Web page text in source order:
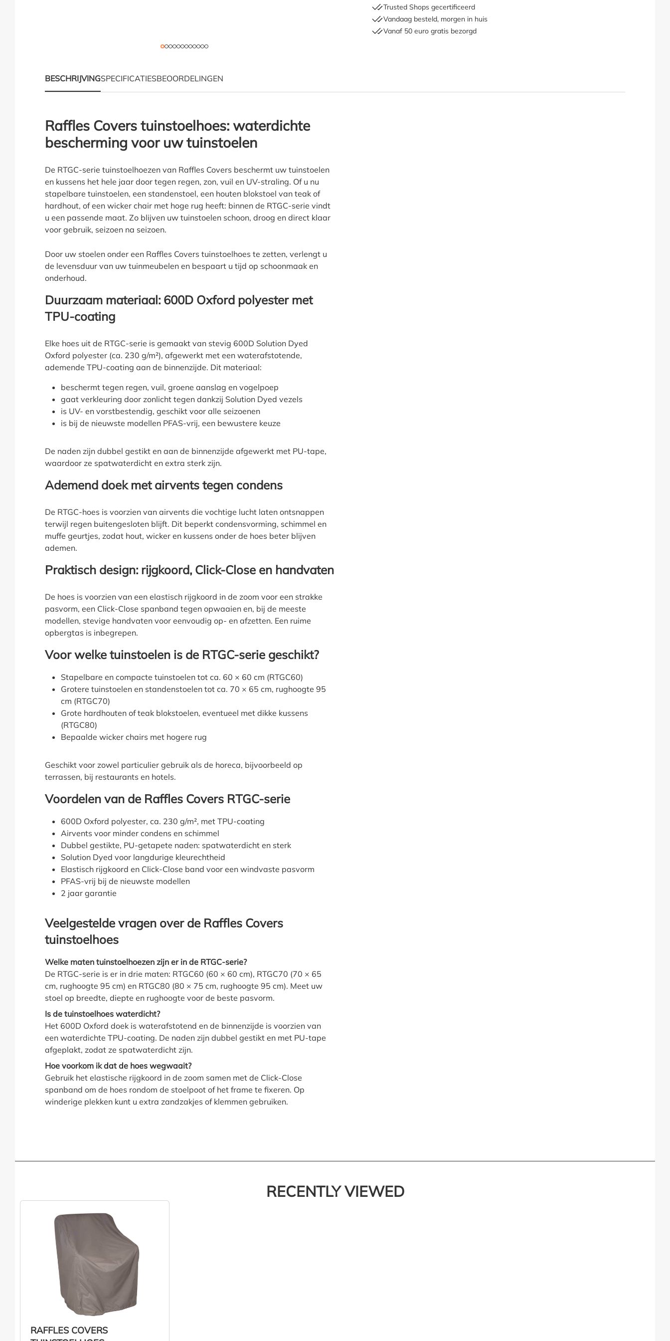
Trusted Shops gecertificeerd
Vandaag besteld, morgen in huis
Vanaf 50 euro gratis bezorgd
BESCHRIJVINGSPECIFICATIESBEOORDELINGEN
Productinformatie "Raffles Covers tuinstoelhoes"
Raffles Covers tuinstoelhoes: waterdichte
bescherming voor uw tuinstoelen
De RTGC-serie tuinstoelhoezen van Raffles Covers beschermt uw tuinstoelen
en kussens het hele jaar door tegen regen, zon, vuil en UV-straling. Of u nu
stapelbare tuinstoelen, een standenstoel, een houten blokstoel van teak of
hardhout, of een wicker chair met hoge rug heeft: binnen de RTGC-serie vindt
u een passende maat. Zo blijven uw tuinstoelen schoon, droog en direct klaar
voor gebruik, seizoen na seizoen.
Door uw stoelen onder een Raffles Covers tuinstoelhoes te zetten, verlengt u
de levensduur van uw tuinmeubelen en bespaart u tijd op schoonmaak en
onderhoud.
Duurzaam materiaal: 600D Oxford polyester met
TPU-coating
Elke hoes uit de RTGC-serie is gemaakt van stevig 600D Solution Dyed
Oxford polyester (ca. 230 g/m²), afgewerkt met een waterafstotende,
ademende TPU-coating aan de binnenzijde. Dit materiaal:
beschermt tegen regen, vuil, groene aanslag en vogelpoep
gaat verkleuring door zonlicht tegen dankzij Solution Dyed vezels
is UV- en vorstbestendig, geschikt voor alle seizoenen
is bij de nieuwste modellen PFAS-vrij, een bewustere keuze
De naden zijn dubbel gestikt en aan de binnenzijde afgewerkt met PU-tape,
waardoor ze spatwaterdicht en extra sterk zijn.
Ademend doek met airvents tegen condens
De RTGC-hoes is voorzien van airvents die vochtige lucht laten ontsnappen
terwijl regen buitengesloten blijft. Dit beperkt condensvorming, schimmel en
muffe geurtjes, zodat hout, wicker en kussens onder de hoes beter blijven
ademen.
Praktisch design: rijgkoord, Click-Close en handvaten
De hoes is voorzien van een elastisch rijgkoord in de zoom voor een strakke
pasvorm, een Click-Close spanband tegen opwaaien en, bij de meeste
modellen, stevige handvaten voor eenvoudig op- en afzetten. Een ruime
opbergtas is inbegrepen.
Voor welke tuinstoelen is de RTGC-serie geschikt?
Stapelbare en compacte tuinstoelen tot ca. 60 × 60 cm (RTGC60)
Grotere tuinstoelen en standenstoelen tot ca. 70 × 65 cm, rughoogte 95
cm (RTGC70)
Grote hardhouten of teak blokstoelen, eventueel met dikke kussens
(RTGC80)
Bepaalde wicker chairs met hogere rug
Geschikt voor zowel particulier gebruik als de horeca, bijvoorbeeld op
terrassen, bij restaurants en hotels.
Voordelen van de Raffles Covers RTGC-serie
600D Oxford polyester, ca. 230 g/m², met TPU-coating
Airvents voor minder condens en schimmel
Dubbel gestikte, PU-getapete naden: spatwaterdicht en sterk
Solution Dyed voor langdurige kleurechtheid
Elastisch rijgkoord en Click-Close band voor een windvaste pasvorm
PFAS-vrij bij de nieuwste modellen
2 jaar garantie
Veelgestelde vragen over de Raffles Covers
tuinstoelhoes
Welke maten tuinstoelhoezen zijn er in de RTGC-serie?
De RTGC-serie is er in drie maten: RTGC60 (60 × 60 cm), RTGC70 (70 × 65
cm, rughoogte 95 cm) en RTGC80 (80 × 75 cm, rughoogte 95 cm). Meet uw
stoel op breedte, diepte en rughoogte voor de beste pasvorm.
Is de tuinstoelhoes waterdicht?
Het 600D Oxford doek is waterafstotend en de binnenzijde is voorzien van
een waterdichte TPU-coating. De naden zijn dubbel gestikt en met PU-tape
afgeplakt, zodat ze spatwaterdicht zijn.
Hoe voorkom ik dat de hoes wegwaait?
Gebruik het elastische rijgkoord in de zoom samen met de Click-Close
spanband om de hoes rondom de stoelpoot of het frame te fixeren. Op
winderige plekken kunt u extra zandzakjes of klemmen gebruiken.
RECENTLY VIEWED
RAFFLES COVERS